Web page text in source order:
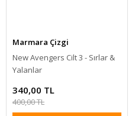
Marmara Çizgi
New Avengers Cilt 3 - Sırlar &
Yalanlar
340,00 TL
400,00 TL